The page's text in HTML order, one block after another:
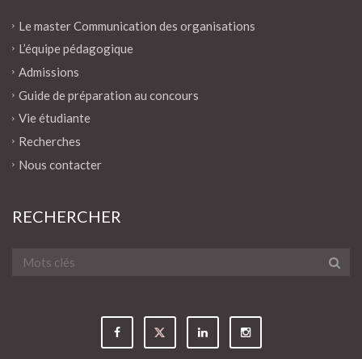
Le master Communication des organisations
L’équipe pédagogique
Admissions
Guide de préparation au concours
Vie étudiante
Recherches
Nous contacter
RECHERCHER